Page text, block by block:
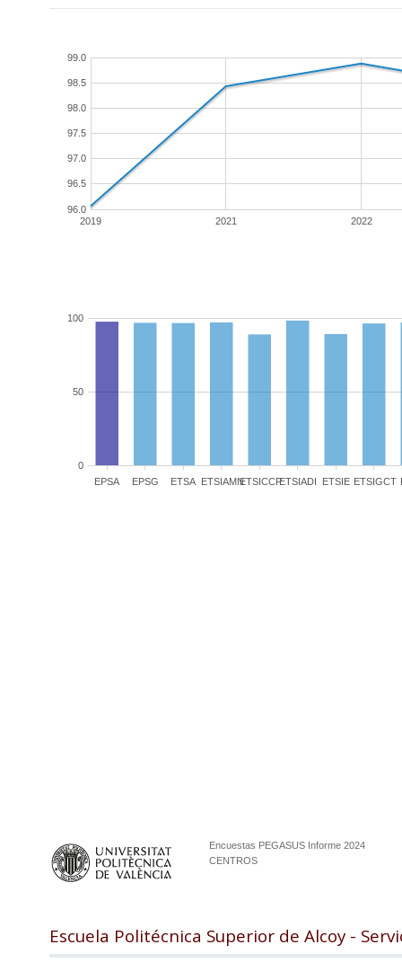
2019 2021 2022
96.0
96.5
97.0
97.5
98.0
98.5
99.0
EPSA EPSG ETSA ETSIAMNETSICCPETSIADI ETSIE ETSIGCT
0
50
100
Encuestas PEGASUS Informe 2024
CENTROS
Escuela Politécnica Superior de Alcoy -